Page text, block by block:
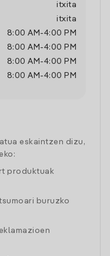
itxita
itxita
8:00 AM -4:00 PM
8:00 AM -4:00 PM
8:00 AM -4:00 PM
8:00 AM -4:00 PM
eskaintzen dizu,
produktuak
buruzko